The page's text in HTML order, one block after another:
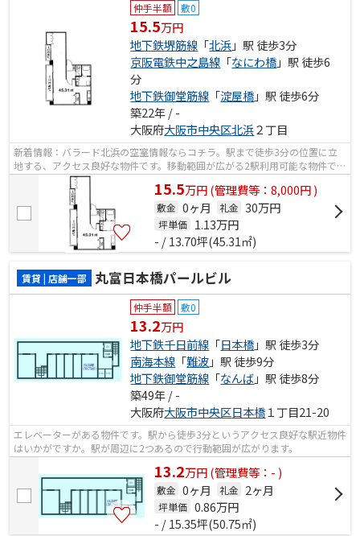
仲手半額 敷0
15.5万円
地下鉄堺筋線 「北浜」駅 徒歩3分
京阪電鉄中之島線 「なにわ橋」駅 徒歩6
分
地下鉄御堂筋線 「淀屋橋」駅 徒歩6分
築22年 / -
大阪府大阪市中央区北浜２丁目
新着情報：バラード北浜の空室情報ならコチラ。駅まで徒歩3分の位置に立
地する、アクセス良好な物件です。移動範囲が広がる2駅利用可能な物件で
す。
15.5万円(管理費等：8,000円 )
敷金 0ヶ月 礼金 30万円
坪単価 1.13万円
- / 13.70坪(45.31㎡)
賃貸 | 店舗一部 丸富日本橋パールビル
仲手半額 敷0
13.2万円
地下鉄千日前線 「日本橋」駅 徒歩3分
南海本線 「難波」駅 徒歩9分
地下鉄御堂筋線 「なんば」駅 徒歩8分
築49年 / -
大阪府大阪市中央区日本橋１丁目21-20
エレベーターがある物件です。駅から徒歩3分というアクセス良好な駅近物件
はいかがですか。駅が周辺に2つあるので行動範囲が広がります。
13.2万円(管理費等：- )
敷金 0ヶ月 礼金 2ヶ月
坪単価 0.86万円
- / 15.35坪(50.75㎡)